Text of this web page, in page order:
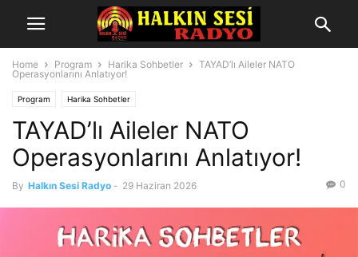
Home Program Harika Sohbetler
TAYAD’lı Aileler NATO
Operasyonlarını Anlatıyor!
Program Harika Sohbetler
TAYAD’lı Aileler NATO
Operasyonlarını Anlatıyor!
By Halkın Sesi Radyo - 29 Haziran 2026 0